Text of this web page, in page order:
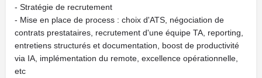
- Stratégie de recrutement
- Mise en place de process : choix d'ATS, négociation de
contrats prestataires, recrutement d'une équipe TA, reporting,
entretiens structurés et documentation, boost de productivité
via IA, implémentation du remote, excellence opérationnelle,
etc